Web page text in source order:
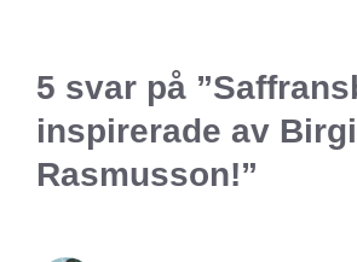
5 svar på
inspirerade av
Rasmusson!”